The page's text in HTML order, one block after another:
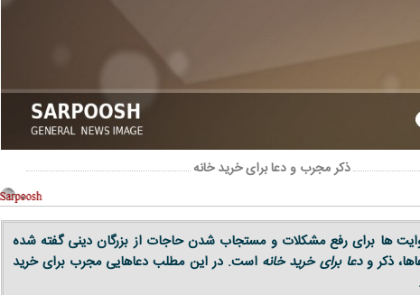
ذکر مجرب و دعا برای خرید خانه
ها برای رفع مشکلات و مستجاب شدن حاجات از بزرگان دینی گفته شده
ذکر ودعا برای خرید خانه است. در این مطلب دعاهایی مجرب برای خرید